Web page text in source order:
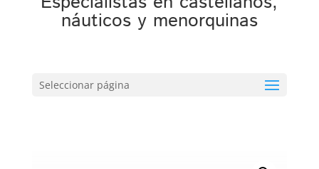
náuticos y menorquinas
Seleccionar página